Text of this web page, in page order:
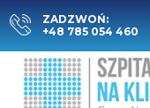
ZADZWOŃ:
+48 785 054 460